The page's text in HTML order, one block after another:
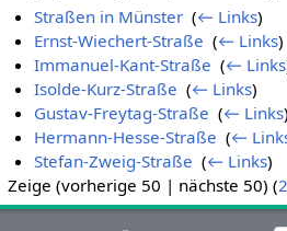
Straßen in Münster ‎(← Links)
Ernst-Wiechert-Straße ‎(← Links)
Immanuel-Kant-Straße ‎(← Links
Isolde-Kurz-Straße ‎(← Links)
Gustav-Freytag-Straße ‎(← Links)
Hermann-Hesse-Straße ‎(←
Stefan-Zweig-Straße ‎(← Links)
Zeige (vorherige 50 | nächste 50) (